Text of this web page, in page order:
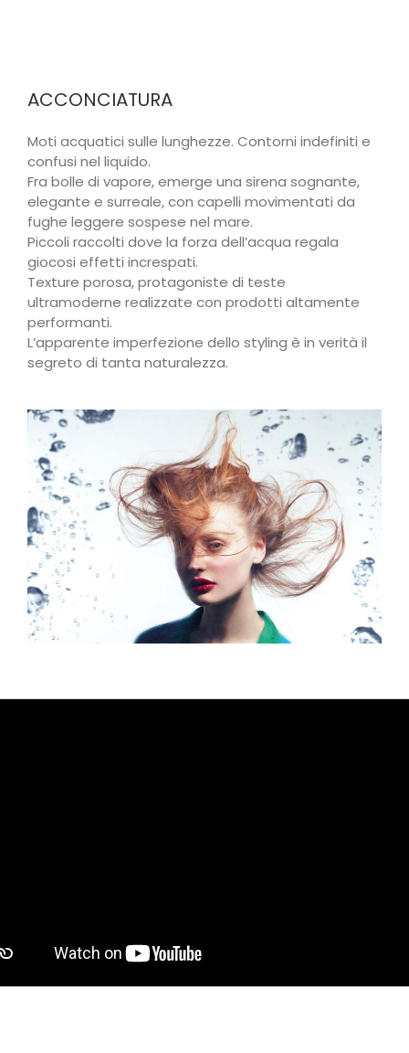
ACCONCIATURA
Moti acquatici sulle lunghezze. Contorni indefiniti e
confusi nel liquido.
Fra bolle di vapore, emerge una sirena sognante,
elegante e surreale, con capelli movimentati da
fughe leggere sospese nel mare.
Piccoli raccolti dove la forza dell’acqua regala
giocosi effetti increspati.
Texture porosa, protagoniste di teste
ultramoderne realizzate con prodotti altamente
performanti.
L’apparente imperfezione dello styling è in verità il
segreto di tanta naturalezza.